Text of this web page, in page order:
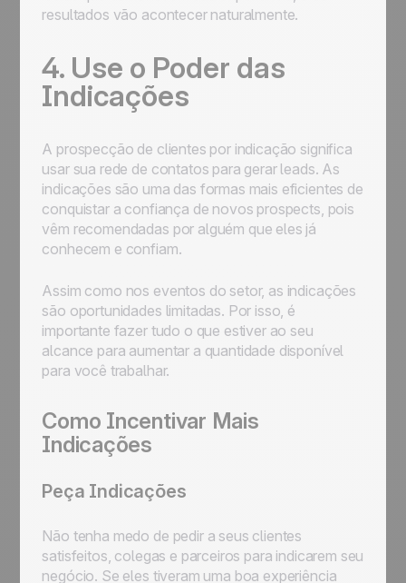
resultados vão acontecer naturalmente.
4. Use o Poder das
Indicações
A prospecção de clientes por indicação significa
usar sua rede de contatos para gerar leads. As
indicações são uma das formas mais eficientes de
conquistar a confiança de novos prospects, pois
vêm recomendadas por alguém que eles já
conhecem e confiam.
Assim como nos eventos do setor, as indicações
são oportunidades limitadas. Por isso, é
importante fazer tudo o que estiver ao seu
alcance para aumentar a quantidade disponível
para você trabalhar.
Como Incentivar Mais
Indicações
Peça Indicações
Não tenha medo de pedir a seus clientes
satisfeitos, colegas e parceiros para indicarem seu
negócio. Se eles tiveram uma boa experiência